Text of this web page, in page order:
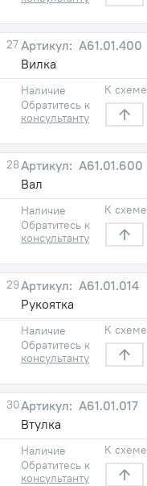
27
A61.01.400
Вилка
Наличие
Обратитесь к
консультанту
К схеме
28
A61.01.600
Вал
Наличие
Обратитесь к
консультанту
К схеме
29
A61.01.014
Рукоятка
Наличие
Обратитесь к
консультанту
К схеме
30
A61.01.017
Втулка
Наличие
Обратитесь к
консультанту
К схеме